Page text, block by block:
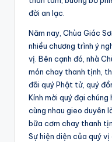
đời an lạc.
Năm nay, Chùa Giác
nhiều chương trình ý
vị. Bên cạnh đó, nhà
món chay thanh tịnh,
đãi quý Phật tử, quý
Kính mời quý đại
cùng nhau gieo duyên
bữa cơm chay thanh
Sự hiện diện của quý vị